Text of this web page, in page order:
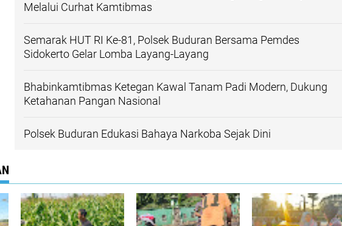
Melalui Curhat Kamtibmas
Semarak HUT RI Ke-81, Polsek Buduran Bersama Pemdes
Sidokerto Gelar Lomba Layang-Layang
Bhabinkamtibmas Ketegan Kawal Tanam Padi Modern, Dukung
Ketahanan Pangan Nasional
Polsek Buduran Edukasi Bahaya Narkoba Sejak Dini